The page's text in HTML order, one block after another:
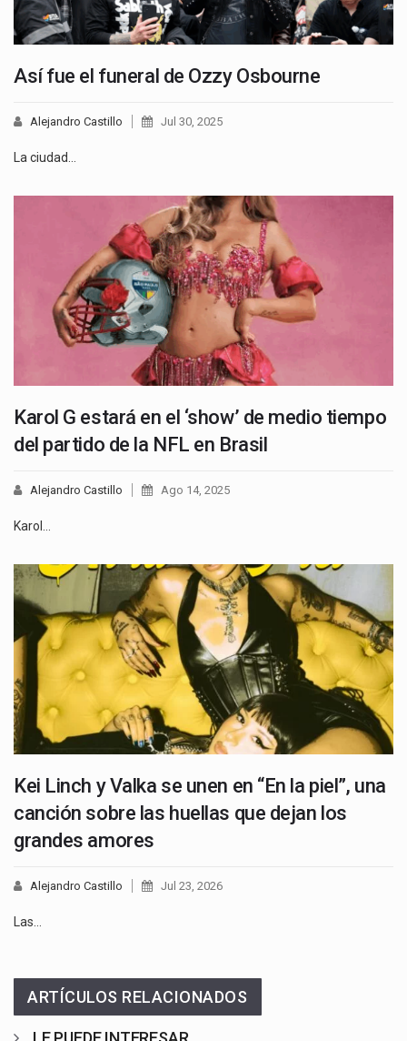
Así fue el funeral de Ozzy Osbourne
Alejandro Castillo Jul 30, 2025
La ciudad…
Karol G estará en el ‘show’ de medio tiempo
del partido de la NFL en Brasil
Alejandro Castillo Ago 14, 2025
Karol…
Kei Linch y Valka se unen en “En la piel”, una
canción sobre las huellas que dejan los
grandes amores
Alejandro Castillo Jul 23, 2026
Las…
ARTÍCULOS RELACIONADOS